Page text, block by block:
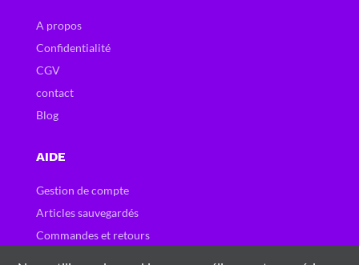
A propos
Confidentialité
CGV
contact
Blog
AIDE
Gestion de compte
Articles sauvegardés
Commandes et retours